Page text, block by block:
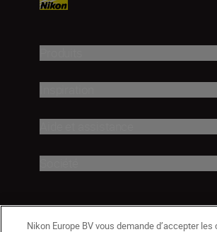
Nikon Europe BV vous demande d’accepter